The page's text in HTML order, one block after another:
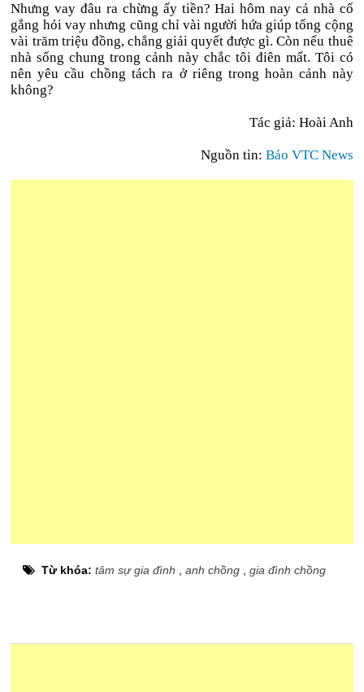
Nhưng vay đâu ra chừng ấy tiền? Hai hôm nay cả nhà cố
gắng hỏi vay nhưng cũng chỉ vài người hứa giúp tổng cộng
vài trăm triệu đồng, chẳng giải quyết được gì. Còn nếu thuê
nhà sống chung trong cảnh này chắc tôi điên mất. Tôi có
nên yêu cầu chồng tách ra ở riêng trong hoàn cảnh này
không?
Tác giả: Hoài Anh
Nguồn tin: Báo VTC News
Từ khóa:tâm sự gia đình ,anh chồng ,gia đình chồng